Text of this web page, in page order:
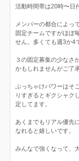
活動時間帯は20時〜
メンバーの都合によっ
固定チームですがほぼ
せん。多くても週3か4
３の固定募集の少なさ
かもしれませんがご了
ぶっちゃけパワーはそ
りすぎるとギクシャク
定してます。
あくまでもリアル優先
なれると嬉しいです。
みんなで強くなって、